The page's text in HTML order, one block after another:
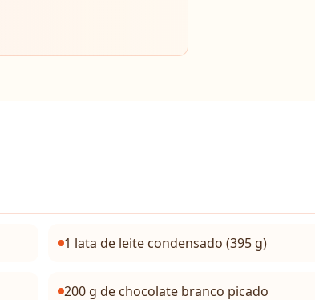
1 lata de leite condensado (395 g)
200 g de chocolate branco picado